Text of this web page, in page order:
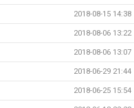
2018-08-15 14:38
2018-08-06 13:22
2018-08-06 13:07
2018-06-29 21:44
2018-06-25 15:54